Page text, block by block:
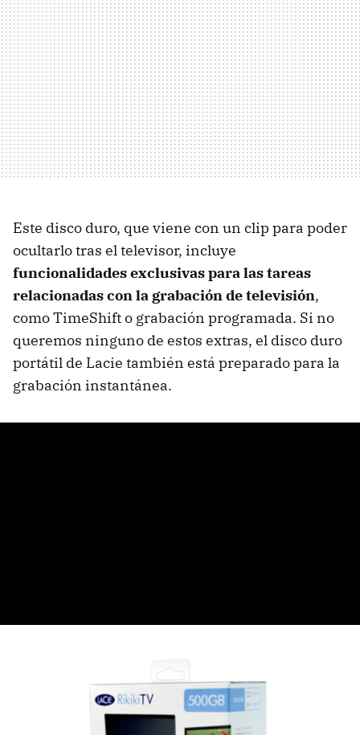
Este disco duro, que viene con un clip para poder
ocultarlo tras el televisor, incluye
funcionalidades exclusivas para las tareas
relacionadas con la grabación de televisión,
como TimeShift o grabación programada. Si no
queremos ninguno de estos extras, el disco duro
portátil de Lacie también está preparado para la
grabación instantánea.